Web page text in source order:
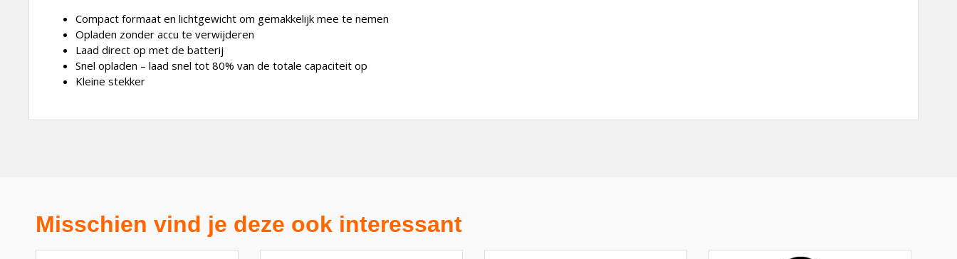
Compact formaat en lichtgewicht om gemakkelijk mee te nemen
Opladen zonder accu te verwijderen
Laad direct op met de batterij
Snel opladen – laad snel tot 80% van de totale capaciteit op
Kleine stekker
Misschien vind je deze ook interessant